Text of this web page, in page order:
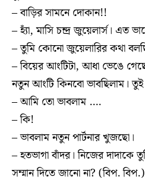
– বাড়ির সামনে দোকান!!
– হ্যাঁ, মাসি চন্দ্র জুয়েলার্স। এত
– তুমি কোনো জুয়েলারির কথা
– বিয়ের আংটিটা, আধা ভেঙে
নতুন আংটি কিনবো ভাবছিলাম।
– আমি তো ভাবলাম ….
– কি!
– ভাবলাম নতুন পার্টনার খুজছো।
– হতভাগা বাঁদর। নিজের
সম্মান দিতে জানো না? (বিপ.